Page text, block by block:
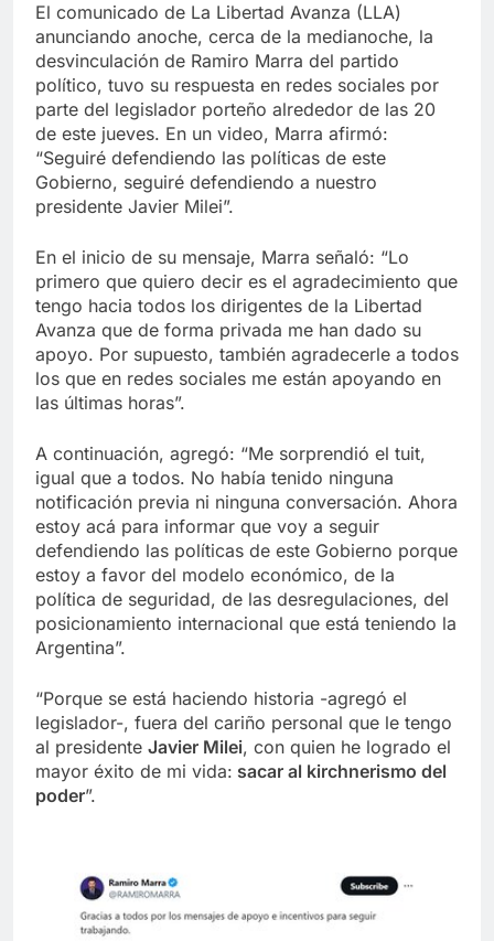
El comunicado de La Libertad Avanza (LLA)
anunciando anoche, cerca de la medianoche, la
desvinculación de Ramiro Marra del partido
político, tuvo su respuesta en redes sociales por
parte del legislador porteño alrededor de las 20
de este jueves. En un video, Marra afirmó:
“Seguiré defendiendo las políticas de este
Gobierno, seguiré defendiendo a nuestro
presidente Javier Milei”.
En el inicio de su mensaje, Marra señaló: “Lo
primero que quiero decir es el agradecimiento que
tengo hacia todos los dirigentes de la Libertad
Avanza que de forma privada me han dado su
apoyo. Por supuesto, también agradecerle a todos
los que en redes sociales me están apoyando en
las últimas horas”.
A continuación, agregó: “Me sorprendió el tuit,
igual que a todos. No había tenido ninguna
notificación previa ni ninguna conversación. Ahora
estoy acá para informar que voy a seguir
defendiendo las políticas de este Gobierno porque
estoy a favor del modelo económico, de la
política de seguridad, de las desregulaciones, del
posicionamiento internacional que está teniendo la
Argentina”.
“Porque se está haciendo historia -agregó el
legislador-, fuera del cariño personal que le tengo
al presidente Javier Milei, con quien he logrado el
mayor éxito de mi vida: sacar al kirchnerismo del
poder”.